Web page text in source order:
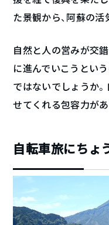
た景観から、阿蘇の活
自然と人の営みが交
に進んでいこうとい
ではないでしょうか
せてくれる包容力があ
自転車旅にちょ